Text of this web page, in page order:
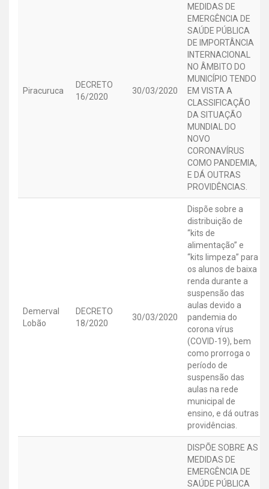
Piracuruca
DECRETO
16/2020
30/03/2020
MEDIDAS DE
EMERGÊNCIA DE
SAÚDE PÚBLICA
DE IMPORTÂNCIA
INTERNACIONAL
NO ÂMBITO DO
MUNICÍPIO TENDO
EM VISTA A
CLASSIFICAÇÃO
DA SITUAÇÃO
MUNDIAL DO
NOVO
CORONAVÍRUS
COMO PANDEMIA,
E DÁ OUTRAS
PROVIDÊNCIAS.
Demerval
Lobão
DECRETO
18/2020
30/03/2020
Dispõe sobre a
distribuição de
“kits de
alimentação” e
“kits limpeza” para
os alunos de baixa
renda durante a
suspensão das
aulas devido a
pandemia do
corona vírus
(COVID-19), bem
como prorroga o
período de
suspensão das
aulas na rede
municipal de
ensino, e dá outras
providências.
DISPÕE SOBRE AS
MEDIDAS DE
EMERGÊNCIA DE
SAÚDE PÚBLICA